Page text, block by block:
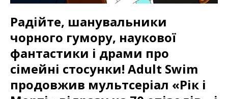
Радійте, шанувальники
чорного гумору, наукової
фантастики і драми про
сімейні стосунки! Adult Swim
продовжив мультсеріал «Рік і